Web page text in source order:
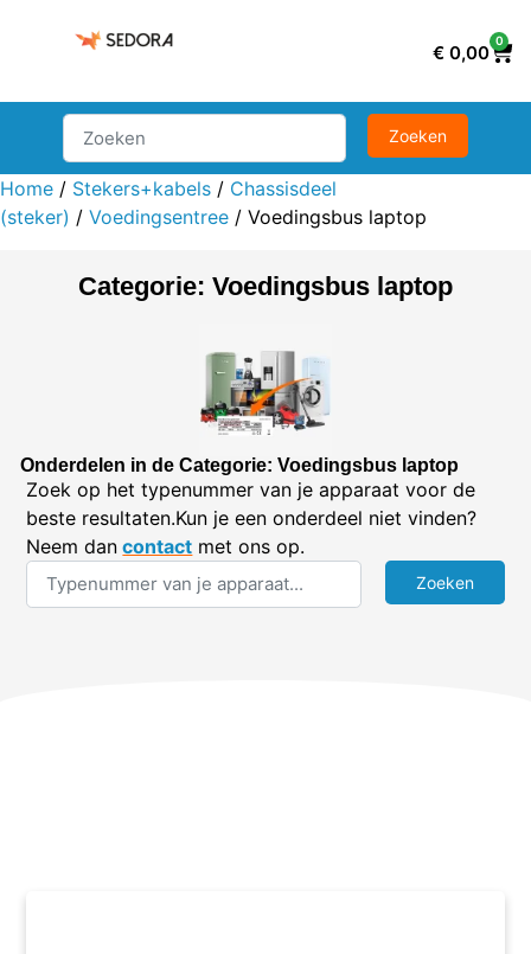
€ 0,00
0
Home / Stekers+kabels / Chassisdeel
(steker) / Voedingsentree / Voedingsbus laptop
Categorie: Voedingsbus laptop
Onderdelen in de Categorie: Voedingsbus laptop
Zoek op het typenummer van je apparaat voor de
beste resultaten.Kun je een onderdeel niet vinden?
Neem dan contact met ons op.